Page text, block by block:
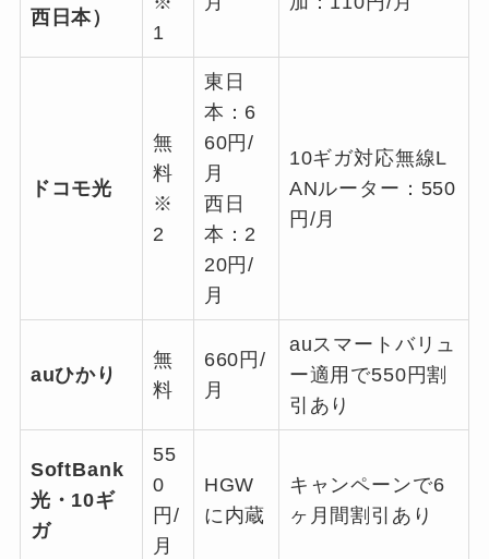
西日本）
1
ドコモ光
無
料
※
2
東日
本：6
60円/
月
西日
本：2
20円/
月
10ギガ対応無線L
ANルーター：550
円/月
auひかり
無
料
660円/
月
auスマートバリュ
ー適用で550円割
引あり
SoftBank
光・10ギ
ガ
55
0
円/
月
HGW
に内蔵
キャンペーンで6
ヶ月間割引あり